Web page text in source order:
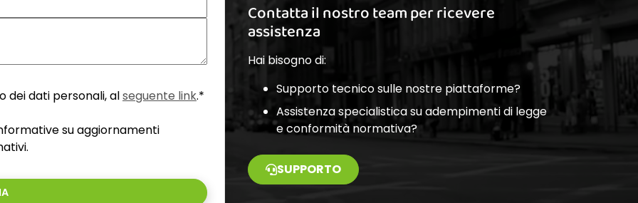
dati personali, alseguente link.*
su aggiornamenti
Contatta il nostro team per ricevere
assistenza
Hai bisogno di:
Supporto tecnico sulle nostre piattaforme?
Assistenza specialistica su adempimenti di legge
e conformità normativa?
SUPPORTO